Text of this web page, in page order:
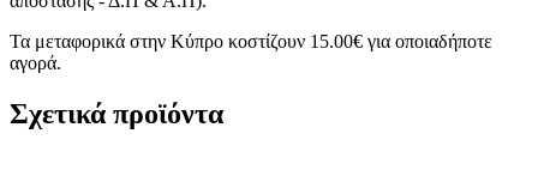
Τα μεταφορικά στην Κύπρο κοστίζουν 15.00€ για οποιαδήποτε
αγορά.
Σχετικά προϊόντα